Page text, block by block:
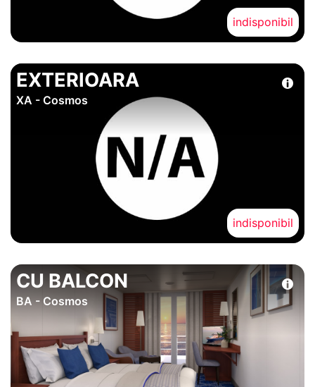
indisponibil
EXTERIOARA
XA - Cosmos
indisponibil
CU BALCON
BA - Cosmos